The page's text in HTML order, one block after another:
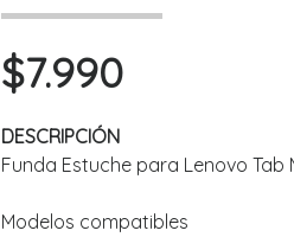
$7.990
DESCRIPCIÓN
Funda Estuche para Lenovo Tab
Modelos compatibles